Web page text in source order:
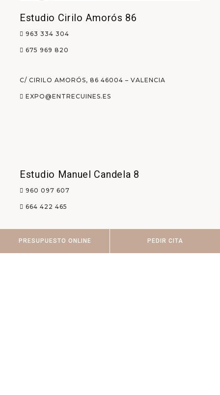
PRESUPUESTO ONLINE PEDIR CITA
Estudio Cirilo Amorós 86
963 334 304
675 969 820
C/ CIRILO AMORÓS, 86 46004 – VALENCIA
EXPO@ENTRECUINES.ES
Estudio Manuel Candela 8
960 097 607
664 422 465
C/ MANUEL CANDELA 8, 46021 – VALENCIA
CANDELA@ENTRECUINES.ES